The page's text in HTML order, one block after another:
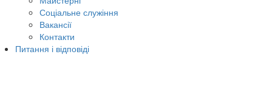
Соціальне служіння
Вакансії
Контакти
Питання і відповіді